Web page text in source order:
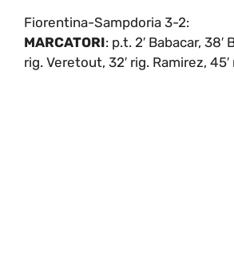
Fiorentina-Sampdoria 3-2:
MARCATORI: p.t. 2′ Babacar, 38′
rig. Veretout, 32′ rig. Ramirez,